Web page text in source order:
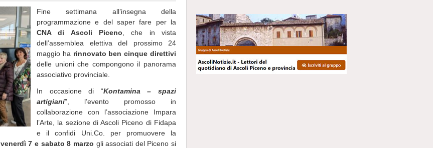
Fine settimana all’insegna della
programmazione e del saper fare per la
CNA di Ascoli Piceno , che in vista
dell’assemblea elettiva del prossimo 24
maggio ha rinnovato ben cinque direttivi
delle unioni che compongono il panorama
associativo provinciale.
In occasione di “Kontamina – spazi
artigiani”, l’evento promosso in
collaborazione con l’associazione Impara
l’Arte, la sezione di Ascoli Piceno di Fidapa
e il confidi Uni.Co. per promuovere la
venerdì 7 e sabato 8 marzo gli associati del Piceno si